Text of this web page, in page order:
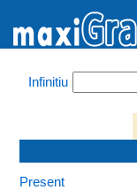
Infinitiu
Present